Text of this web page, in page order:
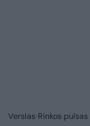
Verslas Rinkos pulsas